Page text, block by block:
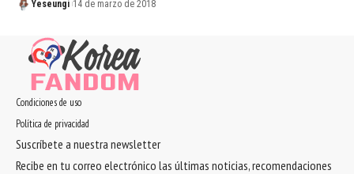
Yeseungi 14 de marzo de 2018
Condiciones de uso
Política de privacidad
Suscríbete a nuestra newsletter
Recibe en tu correo electrónico las últimas noticias, recomendaciones